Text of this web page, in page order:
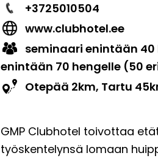
+3725010504
www.clubhotel.ee
seminaari enintään
enintään 70 hengelle (50
Otepää 2km, Tartu
GMP Clubhotel toivottaa
työskentelynsä lomaan